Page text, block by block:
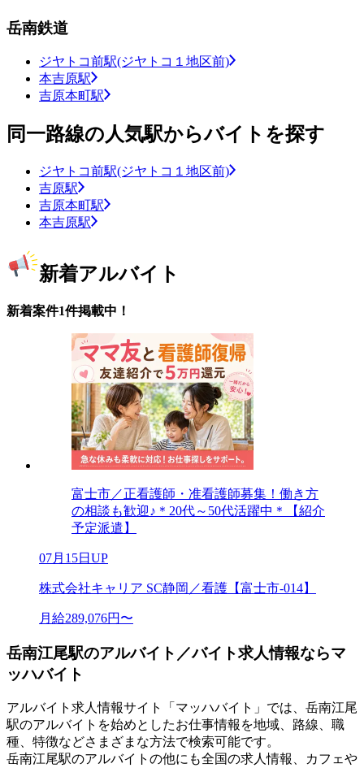
岳南鉄道
ジヤトコ前駅(ジヤトコ１地区前)
本吉原駅
吉原本町駅
同一路線の人気駅からバイトを探す
ジヤトコ前駅(ジヤトコ１地区前)
吉原駅
吉原本町駅
本吉原駅
新着アルバイト
新着案件1件掲載中！
富士市／正看護師・准看護師募集！働き方
の相談も歓迎♪＊20代～50代活躍中＊【紹介
予定派遣】
07月15日UP
株式会社キャリア SC静岡／看護【富士市-014】
月給289,076円〜
岳南江尾駅のアルバイト／バイト求人情報ならマ
ッハバイト
アルバイト求人情報サイト「マッハバイト」では、岳南江尾
駅のアルバイトを始めとしたお仕事情報を地域、路線、職
種、特徴などさまざまな方法で検索可能です。
岳南江尾駅のアルバイトの他にも全国の求人情報、カフェや